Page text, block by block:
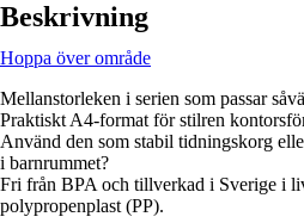
Beskrivning
Hoppa över område
Mellanstorleken i serien som passar
Praktiskt A4-format för stilren
Använd den som stabil tidningskorg
i barnrummet?
Fri från BPA och tillverkad i Sverige i
polypropenplast (PP).